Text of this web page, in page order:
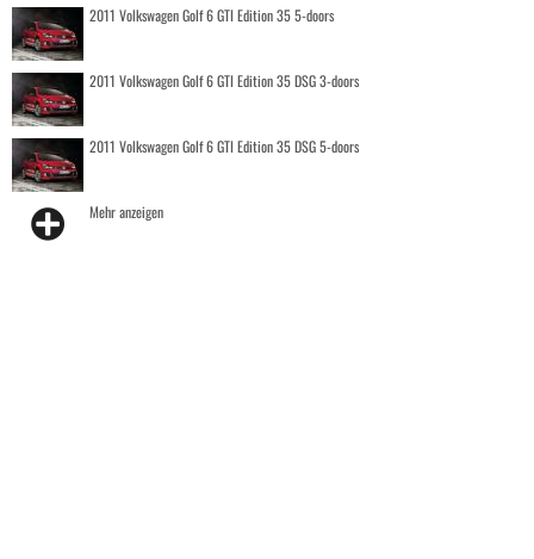
2011 Volkswagen Golf 6 GTI Edition 35 5-doors
2011 Volkswagen Golf 6 GTI Edition 35 DSG 3-doors
2011 Volkswagen Golf 6 GTI Edition 35 DSG 5-doors
Mehr anzeigen